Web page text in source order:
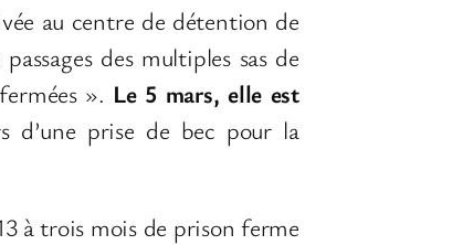
au centre de détention de
des multiples sas de
». Le 5 mars, elle est
d’une prise de bec pour la
à trois mois de prison ferme